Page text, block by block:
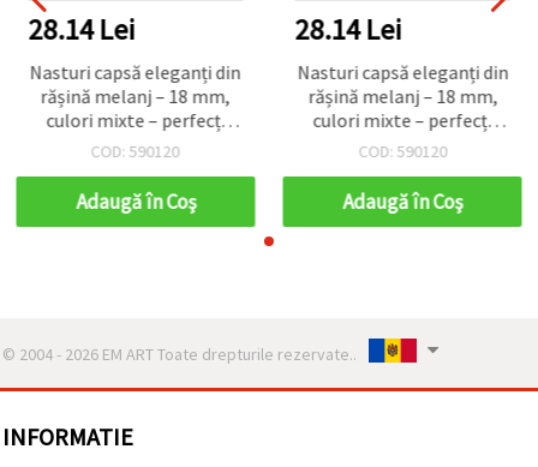
28.14 Lei
Nasturi capsă eleganți din
rășină melanj – 18 mm,
culori mixte – perfecți
pentru cusut creativ,
proiecte handmade DIY
COD: 590120
Adaugă în Coş
28.14 Lei
Nasturi capsă eleganți din
rășină melanj – 18 mm,
culori mixte – perfecți
pentru cusut creativ,
proiecte handmade DIY
COD: 590120
Adaugă în Coş
© 2004 - 2026 EM ART Toate drepturile rezervate..
INFORMATIE